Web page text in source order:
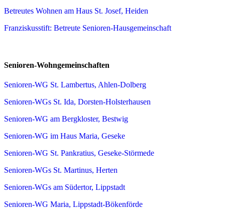
Betreutes Wohnen am Haus St. Josef, Heiden
Franziskusstift: Betreute Senioren-Hausgemeinschaft
Senioren-Wohngemeinschaften
Senioren-WG St. Lambertus, Ahlen-Dolberg
Senioren-WGs St. Ida, Dorsten-Holsterhausen
Senioren-WG am Bergkloster, Bestwig
Senioren-WG im Haus Maria, Geseke
Senioren-WG St. Pankratius, Geseke-Störmede
Senioren-WGs St. Martinus, Herten
Senioren-WGs am Südertor, Lippstadt
Senioren-WG Maria, Lippstadt-Bökenförde